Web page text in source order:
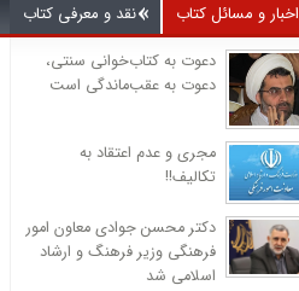
اخبار و مسائل کتاب نقد و معرفی کتاب
دعوت به کتاب‌خوانی سنتی،
دعوت به عقب‌ماندگی است
مجری و عدم اعتقاد به
تکالیف!!
دکتر محسن جوادی معاون امور
فرهنگی وزیر فرهنگ و ارشاد
اسلامی شد